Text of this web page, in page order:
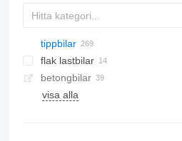
tippbilar
flak lastbilar
betongbilar
visa alla